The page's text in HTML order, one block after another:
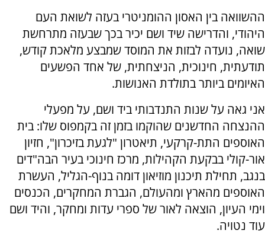
ההשוואה בין האסון ההומניטרי בעזה לשואת העם
היהודי, והדרישה שיד ושם יכיר בכך שבעזה מתרחשת
שואה, נועדה לבזות את המוסד שמבצע מלאכת קודש,
תודעתית, חינוכית, הניצחתית, של אחד הפשעים
האיומים ביותר בתולדת האנושות.
אני גאה על שנות התנדבותי ביד ושם, על מפעלי
ההנצחה החדשנים שהוקמו בזמן זה בקמפוס שלו: בית
האוספים התת-קרקעי, תיאטרון "לגעת בזיכרון", חזיון
אור-קולי בבקעת הקהילות, מרכז חינוכי בעיר הבה"דים
בנגב, תחילת תיכנון מוזיאון דומה בנוף-הגליל, העשרת
האוספים מהארץ ומהעולם, הגברת המחקרים, הכנסים
וימי העיון, הוצאה לאור של ספרי עדות ומחקר, והיד ושם
עוד נטויה.